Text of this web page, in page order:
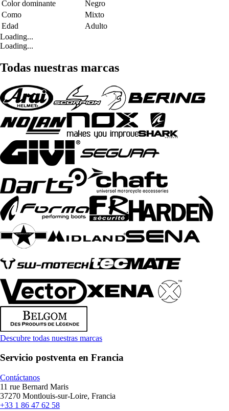
Color dominante
Negro
Como
Mixto
Edad
Adulto
Loading...
Loading...
Todas nuestras marcas
Descubre todas nuestras marcas
Servicio postventa en Francia
Contáctanos
11 rue Bernard Maris
37270 Montlouis-sur-Loire, Francia
+33 1 86 47 62 58